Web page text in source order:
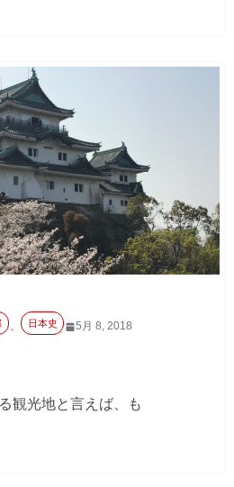
5月 8, 2018
、 日本史
観光地と言えば、も